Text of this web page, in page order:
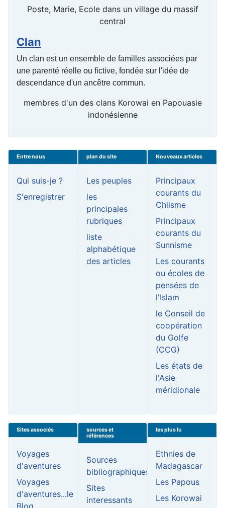
Poste, Marie, Ecole dans un village du massif
central
Clan
Un clan est un ensemble de familles associées par
une parenté réelle ou fictive, fondée sur l'idée de
descendance d'un ancêtre commun.
membres d'un des clans Korowai en Papouasie
indonésienne
Entre nous
Qui suis-je ?
S'enregistrer
plan du site
Les peuples
les
principales
rubriques
liste
alphabétique
des articles
Nouveaux articles
Principaux
courants du
Chiisme
Principaux
courants du
Sunnisme
Les courants
ou écoles de
pensées de
l'Islam
le Conseil de
coopération
du Golfe
(CCG)
Les états de
l'Asie
méridionale
Sites associés
Voyages
d'aventures
Voyages
d'aventures...le
sources et
références
Sources
bibliographiques
Sites
interessants
les plus lu
Ethnies de
Madagascar
Les Papous
Les Korowai